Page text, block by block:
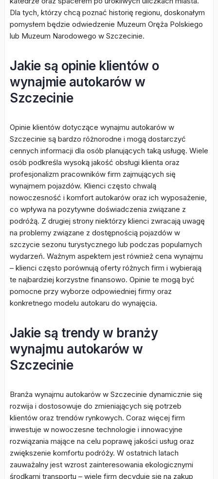
Dla tych, którzy chcą poznać historię regionu, doskonałym
pomysłem będzie odwiedzenie Muzeum Oręża Polskiego
lub Muzeum Narodowego w Szczecinie.
Jakie są opinie klientów o
wynajmie autokarów w
Szczecinie
Opinie klientów dotyczące wynajmu autokarów w
Szczecinie są bardzo różnorodne i mogą dostarczyć
cennych informacji dla osób planujących taką usługę. Wiele
osób podkreśla wysoką jakość obsługi klienta oraz
profesjonalizm pracowników firm zajmujących się
wynajmem pojazdów. Klienci często chwalą
nowoczesność i komfort autokarów oraz ich wyposażenie,
co wpływa na pozytywne doświadczenia związane z
podróżą. Z drugiej strony niektórzy klienci zwracają uwagę
na problemy związane z dostępnością pojazdów w
szczycie sezonu turystycznego lub podczas popularnych
wydarzeń. Ważnym aspektem jest również cena wynajmu
– klienci często porównują oferty różnych firm i wybierają
te najbardziej korzystne finansowo. Opinie te mogą być
pomocne przy wyborze odpowiedniej firmy oraz
konkretnego modelu autokaru do wynajęcia.
Jakie są trendy w branży
wynajmu autokarów w
Szczecinie
Branża wynajmu autokarów w Szczecinie dynamicznie się
rozwija i dostosowuje do zmieniających się potrzeb
klientów oraz trendów rynkowych. Coraz więcej firm
inwestuje w nowoczesne technologie i innowacyjne
rozwiązania mające na celu poprawę jakości usług oraz
zwiększenie komfortu podróży. W ostatnich latach
zauważalny jest wzrost zainteresowania ekologicznymi
środkami transportu – wiele firm decyduje się na zakup